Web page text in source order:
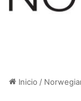
Inicio /